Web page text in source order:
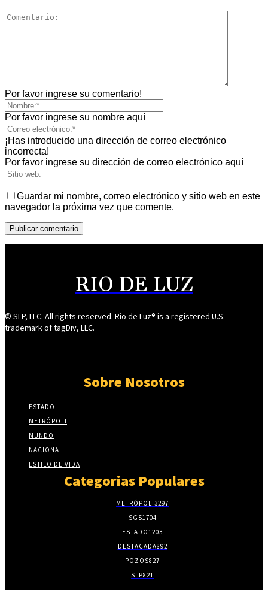
Por favor ingrese su comentario!
Por favor ingrese su nombre aquí
¡Has introducido una dirección de correo electrónico
incorrecta!
Por favor ingrese su dirección de correo electrónico aquí
Guardar mi nombre, correo electrónico y sitio web en este
navegador la próxima vez que comente.
RIO DE LUZ
© SLP, LLC. All rights reserved. Rio de Luz® is a registered U.S.
trademark of tagDiv, LLC.
Sobre Nosotros
ESTADO
METRÓPOLI
MUNDO
NACIONAL
ESTILO DE VIDA
Categorias Populares
METRÓPOLI3297
SGS1704
ESTADO1203
DESTACADA892
POZOS827
SLP821